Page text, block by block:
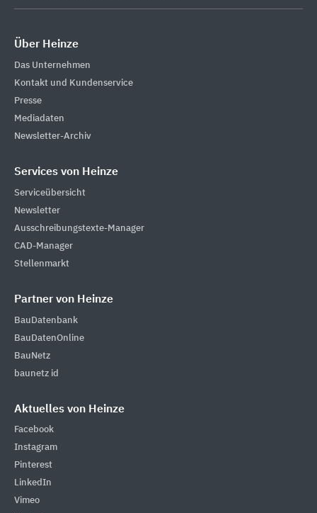
Über Heinze
Das Unternehmen
Kontakt und Kundenservice
Presse
Mediadaten
Newsletter-Archiv
Services von Heinze
Serviceübersicht
Newsletter
Ausschreibungstexte-Manager
CAD-Manager
Stellenmarkt
Partner von Heinze
BauDatenbank
BauDatenOnline
BauNetz
baunetz id
Aktuelles von Heinze
Facebook
Instagram
Pinterest
LinkedIn
Vimeo